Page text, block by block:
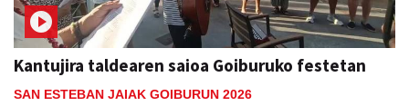
Kantujira taldearen saioa Goiburuko festetan
SAN ESTEBAN JAIAK GOIBURUN 2026